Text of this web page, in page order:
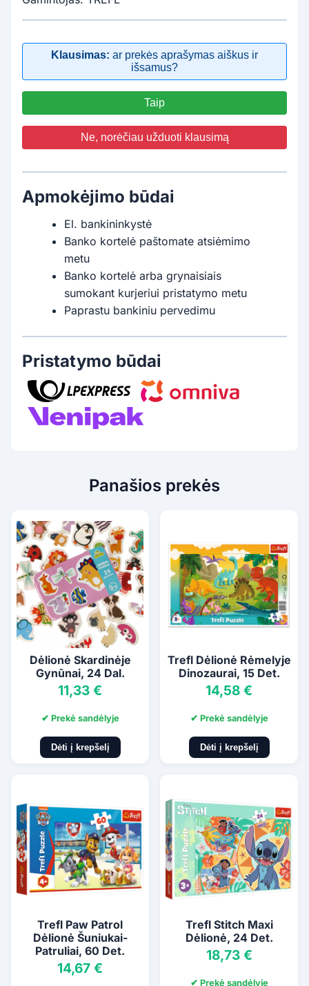
Klausimas: ar prekės aprašymas aiškus ir
išsamus?
Taip
Ne, norėčiau užduoti klausimą
Apmokėjimo būdai
El. bankininkystė
Banko kortelė paštomate atsiėmimo
metu
Banko kortelė arba grynaisiais
sumokant kurjeriui pristatymo metu
Paprastu bankiniu pervedimu
Pristatymo būdai
Panašios prekės
Dėlionė Skardinėje
Gynūnai, 24 Dal.
11,33 €
✔ Prekė sandėlyje
Dėti į krepšelį
Trefl Dėlionė Rėmelyje
Dinozaurai, 15 Det.
14,58 €
✔ Prekė sandėlyje
Dėti į krepšelį
Trefl Paw Patrol
Dėlionė Šuniukai-
Patruliai, 60 Det.
14,67 €
Trefl Stitch Maxi
Dėlionė, 24 Det.
18,73 €
✔ Prekė sandėlyje